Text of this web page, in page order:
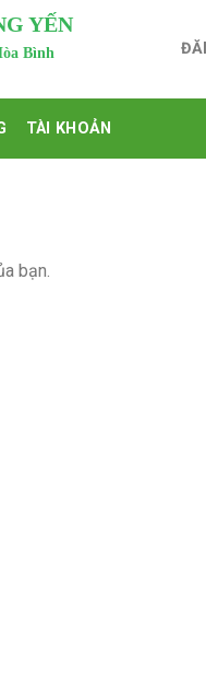
YẾN
Bình
TÀI KHOẢN
bạn.